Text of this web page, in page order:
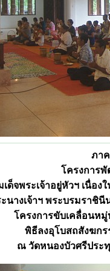
ภา
โครงการพั
ด็จพระเจ้าอยู่หัวฯ เนื่อ
นางเจ้าฯ พระบรมราชิ
โครงการขับเคลื่อนห
พิธีลงอุโบสถสังฆก
ณ วัดหนองบัวศรีประ